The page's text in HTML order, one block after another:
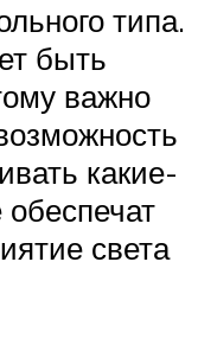
типа.
быть
важно
какие-
света